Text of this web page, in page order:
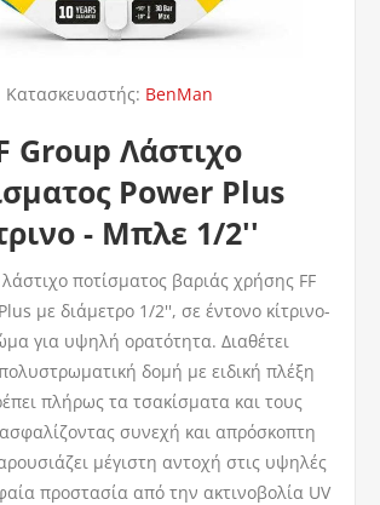
Κατασκευαστής: BenMan
Group Λάστιχο
Power Plus
- Μπλε 1/2''
ποτίσματος βαριάς χρήσης FF
με διάμετρο 1/2'', σε έντονο κίτρινο-
για υψηλή ορατότητα. Διαθέτει
δομή με ειδική πλέξη
πλήρως τα τσακίσματα και τους
συνεχή και απρόσκοπτη
μέγιστη αντοχή στις υψηλές
προστασία από την ακτινοβολία UV